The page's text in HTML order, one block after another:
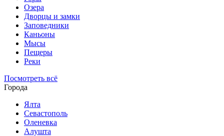
Озера
Дворцы и замки
Заповедники
Каньоны
Мысы
Пещеры
Реки
Посмотреть всё
Города
Ялта
Севастополь
Оленевка
Алушта